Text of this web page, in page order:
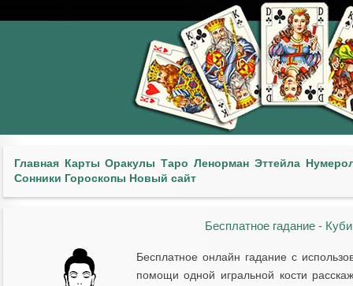
Главная Карты Оракулы Таро Ленорман Эттейла
Сонники Гороскопы Новый сайт
Бесплатное гадание -
Бесплатное онлайн гадание с
помощи одной игральной кости